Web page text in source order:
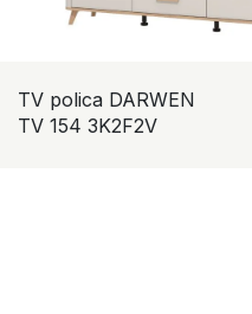
polica DARWEN
154 3K2F2V